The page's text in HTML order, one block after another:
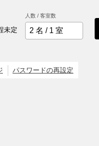
未定
人数 / 客室数
パスワードの再設定